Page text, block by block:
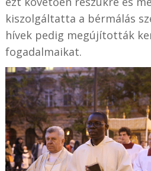
kiszolgáltatta a bérmálás
hívek pedig megújították
fogadalmaikat.